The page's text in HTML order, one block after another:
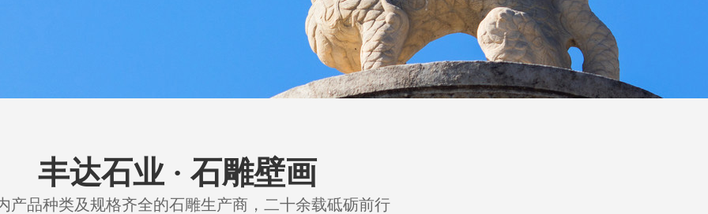
丰达石业 · 石雕壁画
产品种类及规格齐全的石雕生产商，二十余载砥砺前行